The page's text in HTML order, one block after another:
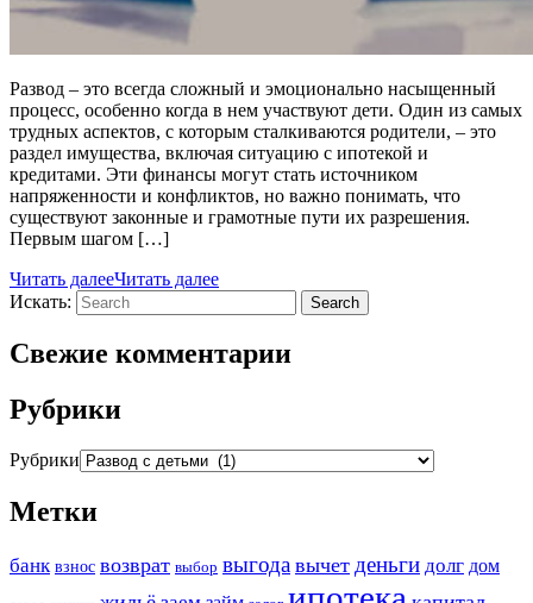
Развод – это всегда сложный и эмоционально насыщенный
процесс, особенно когда в нем участвуют дети. Один из самых
трудных аспектов, с которым сталкиваются родители, – это
раздел имущества, включая ситуацию с ипотекой и
кредитами. Эти финансы могут стать источником
напряженности и конфликтов, но важно понимать, что
существуют законные и грамотные пути их разрешения.
Первым шагом […]
Читать далееЧитать далее
Искать:
Search
Свежие комментарии
Рубрики
Рубрики
Метки
банк взнос возврат выбор выгода вычет деньги долг дом